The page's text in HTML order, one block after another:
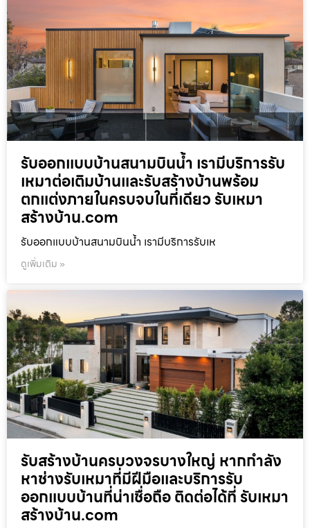
รับออกแบบบ้านสนามบินน้ำ เรามีบริการรับ
เหมาต่อเติมบ้านและรับสร้างบ้านพร้อม
ตกแต่งภายในครบจบในที่เดียว รับเหมา
สร้างบ้าน.com
รับออกแบบบ้านสนามบินน้ำ เรามีบริการรับเห
ดูเพิ่มเติม »
รับสร้างบ้านครบวงจรบางใหญ่ หากกำลัง
หาช่างรับเหมาที่มีฝีมือและบริการรับ
ออกแบบบ้านที่น่าเชื่อถือ ติดต่อได้ที่ รับเหมา
สร้างบ้าน.com